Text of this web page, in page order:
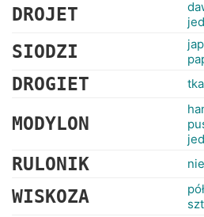
DROJET
SIODZI
DROGIET
MODYLON
RULONIK
WISKOZA